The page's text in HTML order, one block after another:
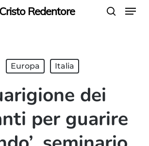
Redentore Menu
Europa Italia
dei
per guarire